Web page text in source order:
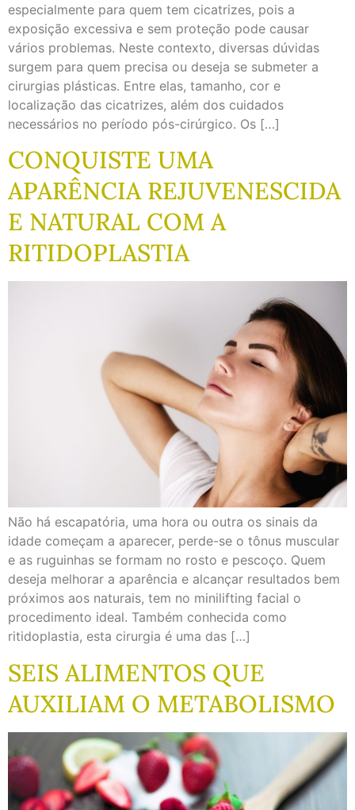
especialmente para quem tem cicatrizes, pois a
exposição excessiva e sem proteção pode causar
vários problemas. Neste contexto, diversas dúvidas
surgem para quem precisa ou deseja se submeter a
cirurgias plásticas. Entre elas, tamanho, cor e
localização das cicatrizes, além dos cuidados
necessários no período pós-cirúrgico. Os […]
CONQUISTE UMA
APARÊNCIA REJUVENESCIDA
E NATURAL COM A
RITIDOPLASTIA
Não há escapatória, uma hora ou outra os sinais da
idade começam a aparecer, perde-se o tônus muscular
e as ruguinhas se formam no rosto e pescoço. Quem
deseja melhorar a aparência e alcançar resultados bem
próximos aos naturais, tem no minilifting facial o
procedimento ideal. Também conhecida como
ritidoplastia, esta cirurgia é uma das […]
SEIS ALIMENTOS QUE
AUXILIAM O METABOLISMO